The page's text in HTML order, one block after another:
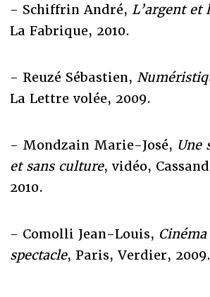
- Schiffrin André, L’argent et
La Fabrique, 2010.
- Reuzé Sébastien,
La Lettre volée, 2009.
- Mondzain Marie-José, Une
et sans culture, vidéo,
2010.
- Comolli Jean-Louis,
spectacle, Paris, Verdier, 2009.